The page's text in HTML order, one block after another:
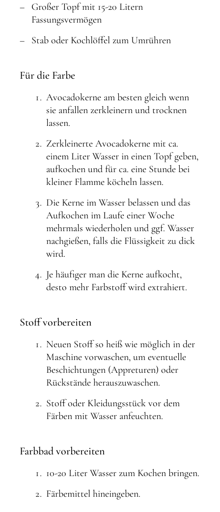
Großer Topf mit 15-20 Litern
Fassungsvermögen
Stab oder Kochlöffel zum Umrühren
Für die Farbe
Avocadokerne am besten gleich wenn
sie anfallen zerkleinern und trocknen
lassen.
Zerkleinerte Avocadokerne mit ca.
einem Liter Wasser in einen Topf geben,
aufkochen und für ca. eine Stunde bei
kleiner Flamme köcheln lassen.
Die Kerne im Wasser belassen und das
Aufkochen im Laufe einer Woche
mehrmals wiederholen und ggf. Wasser
nachgießen, falls die Flüssigkeit zu dick
wird.
Je häufiger man die Kerne aufkocht,
desto mehr Farbstoff wird extrahiert.
Stoff vorbereiten
Neuen Stoff so heiß wie möglich in der
Maschine vorwaschen, um eventuelle
Beschichtungen (Appreturen) oder
Rückstände herauszuwaschen.
Stoff oder Kleidungsstück vor dem
Färben mit Wasser anfeuchten.
Farbbad vorbereiten
10-20 Liter Wasser zum Kochen bringen.
Färbemittel hineingeben.